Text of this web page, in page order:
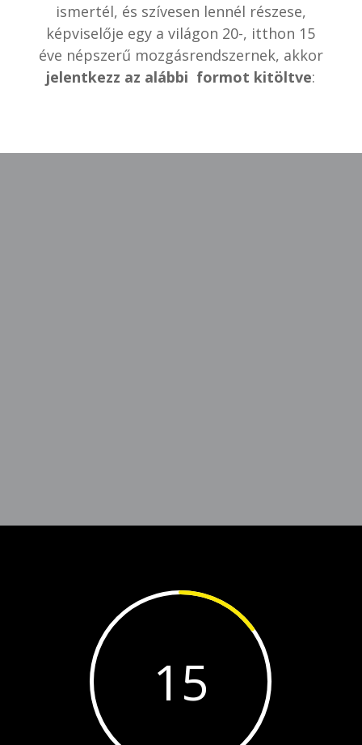
ismertél, és szívesen lennél részese,
képviselője egy a világon 20-, itthon 15
éve népszerű mozgásrendszernek, akkor
jelentkezz az alábbi formot kitöltve:
15